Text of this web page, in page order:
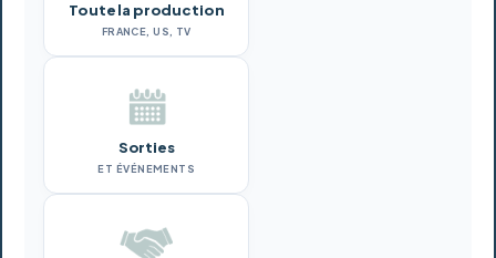
Toute la production
FRANCE, US, TV
Sorties
ET ÉVÉNEMENTS